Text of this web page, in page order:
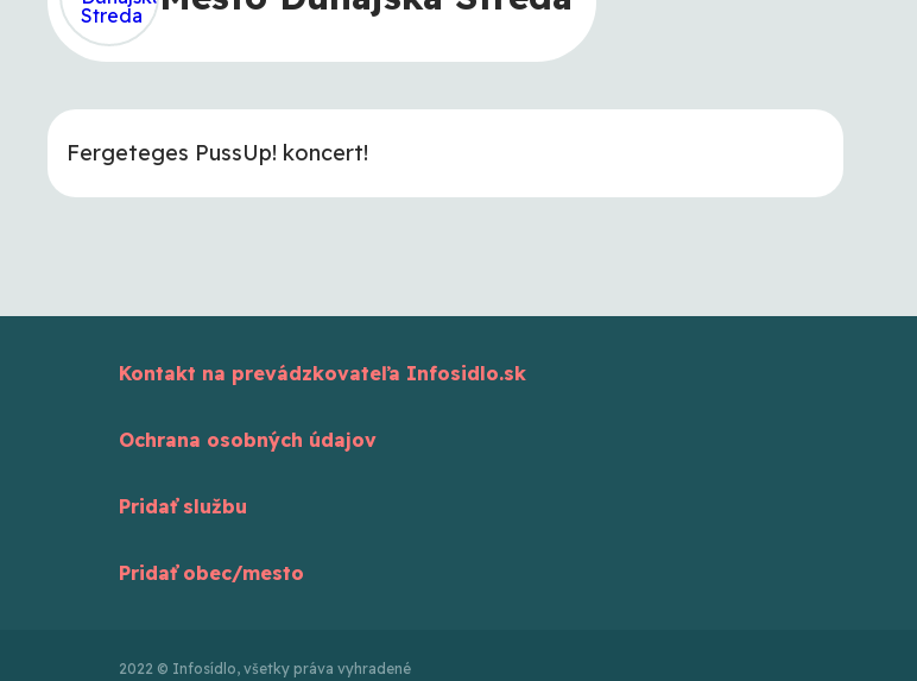
Fergeteges PussUp! koncert!
Kontakt na prevádzkovateľa Infosidlo.sk
Ochrana osobných údajov
Pridať službu
Pridať obec/mesto
2022 © Infosídlo, všetky práva vyhradené